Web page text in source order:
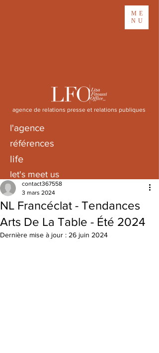
ME
NU
l'agence
références
life
let's meet us
agence de relations presse et relations publiques
NL Francéclat - Tendances
Arts De La Table - Été 2024
contact367558
3 mars 2024
Dernière mise à jour : 26 juin 2024